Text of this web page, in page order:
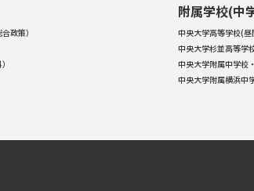
政策）
附属学校(中
中央大学高等学校(昼
中央大学杉並高等学
中央大学附属中学校
中央大学附属横浜中